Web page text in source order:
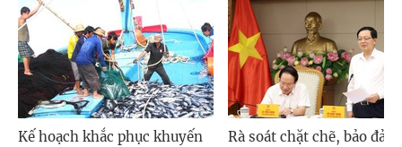
Kế hoạch khắc phục khuyến
Rà soát chặt chẽ, bảo đảm